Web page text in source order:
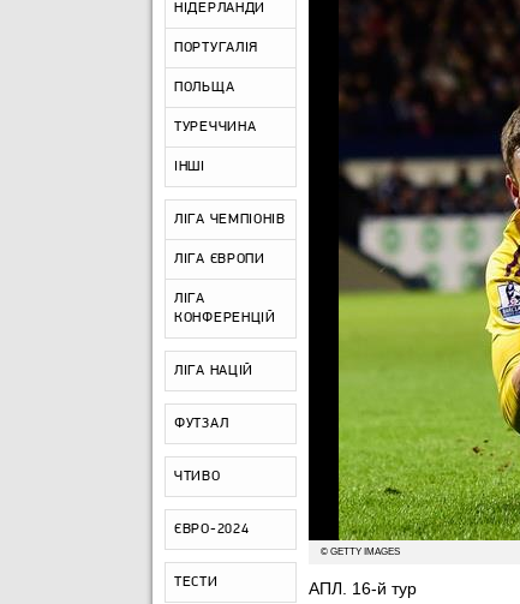
НІДЕРЛАНДИ
ПОРТУГАЛІЯ
ПОЛЬЩА
ТУРЕЧЧИНА
ІНШІ
ЛІГА ЧЕМПІОНІВ
ЛІГА ЄВРОПИ
ЛІГА
КОНФЕРЕНЦІЙ
ЛІГА НАЦІЙ
ФУТЗАЛ
ЧТИВО
ЄВРО-2024
ТЕСТИ
© GETTY IMAGES
АПЛ. 16-й тур